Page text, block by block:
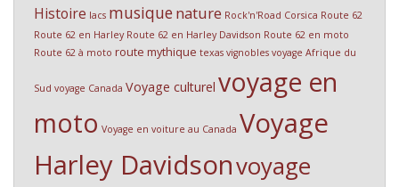
Histoire lacs musiquenature Rock'n'Road Corsica Route 62
Route 62 en Harley Route 62 en Harley Davidson Route 62 en moto
Route 62 à moto route mythique texas vignobles voyage Afrique du
Sud voyage Canada Voyage culturel voyage en
moto Voyage en voiture au Canada Voyage
Harley Davidsonvoyage